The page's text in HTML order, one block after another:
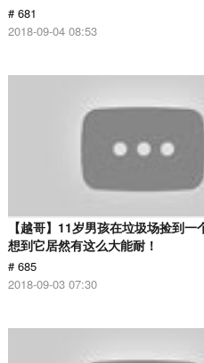
# 681
2018-09-04 08:53
【越哥】11岁男孩在垃圾场捡到一
想到它居然有这么大能耐！
# 685
2018-09-03 07:30